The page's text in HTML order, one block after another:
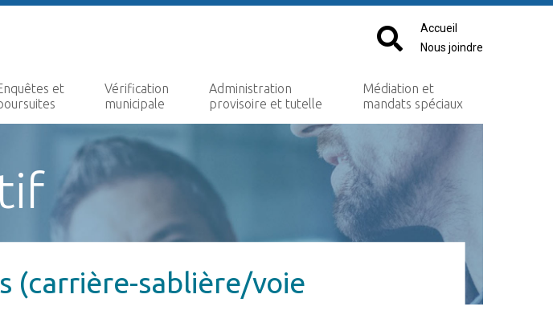
Accueil
Nous joindre
et
Vérification
municipale
Administration
provisoire et tutelle
Médiation et
mandats spéciaux
(carrière-sablière/voie